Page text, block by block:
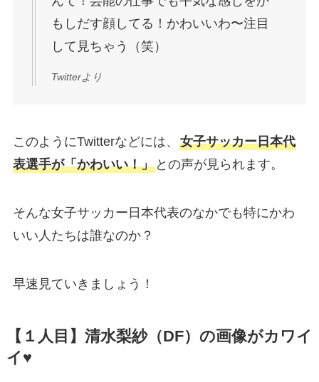
もしだす顔してる！かわいいわ〜注目
して見ちゃう（笑）
Twitterより
このようにTwitterなどには、 女子サッカー日本代
表選手が「かわいい！」との声が見られます。
そんな女子サッカー日本代表のなかでも特にかわ
いい人たちは誰なのか？
早速見ていきましょう！
【１人目】清水梨紗（DF）の画像がカワイ
イ♥